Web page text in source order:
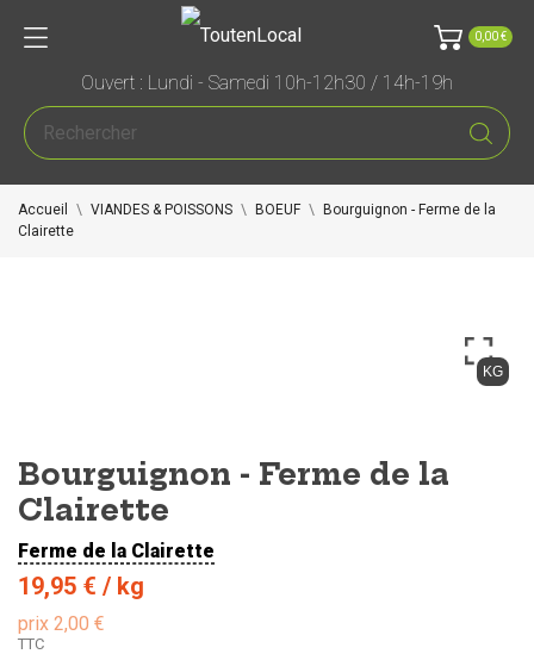
0,00 €
Ouvert : Lundi - Samedi 10h-12h30 / 14h-19h
Accueil VIANDES & POISSONS BOEUF
Bourguignon - Ferme de la
Clairette
KG
Bourguignon - Ferme de la
Clairette
Ferme de la Clairette
19,95 € / kg
prix 2,00 €
TTC